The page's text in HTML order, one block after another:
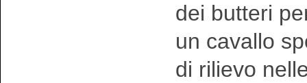
dei butteri
un cavallo
di rilievo